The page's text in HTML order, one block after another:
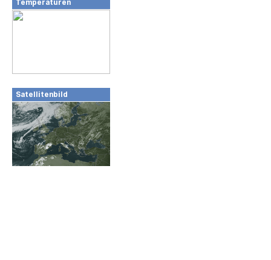
Temperaturen
Satellitenbild